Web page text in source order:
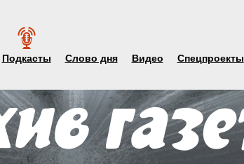
Подкасты Слово дня Видео Спецпроекты